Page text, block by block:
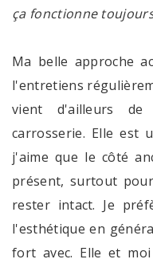
ça fonctionne
Ma belle approche
l'entretiens
vient d'ailleurs
carrosserie. Elle est
j'aime que le côté
présent, surtout
rester intact. Je
l'esthétique en
fort avec. Elle et